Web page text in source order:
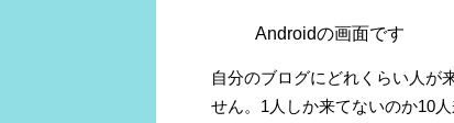
Androidの画面です
自分のブログにどれくらい人が
せん。1人しか来てないのか10